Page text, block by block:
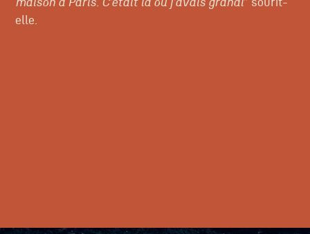
maison à Paris. C’était là où j’avais grandi” sourit-
elle.